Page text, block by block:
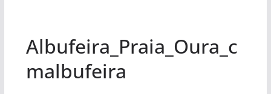
Albufeira_Praia_Oura_c
malbufeira